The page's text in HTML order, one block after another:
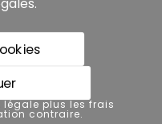
plus les frais de
.
légale plus les frais
contraire.